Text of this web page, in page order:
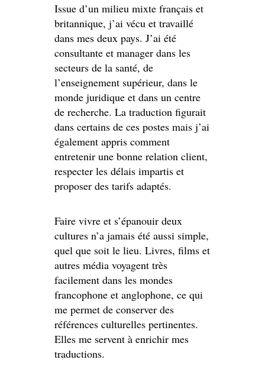
Issue d’un milieu mixte français et
britannique, j’ai vécu et travaillé
dans mes deux pays. J’ai été
consultante et manager dans les
secteurs de la santé, de
l’enseignement supérieur, dans le
monde juridique et dans un centre
de recherche. La traduction figurait
dans certains de ces postes mais j’ai
également appris comment
entretenir une bonne relation client,
respecter les délais impartis et
proposer des tarifs adaptés.
Faire vivre et s’épanouir deux
cultures n’a jamais été aussi simple,
quel que soit le lieu. Livres, films et
autres média voyagent très
facilement dans les mondes
francophone et anglophone, ce qui
me permet de conserver des
références culturelles pertinentes.
Elles me servent à enrichir mes
traductions.